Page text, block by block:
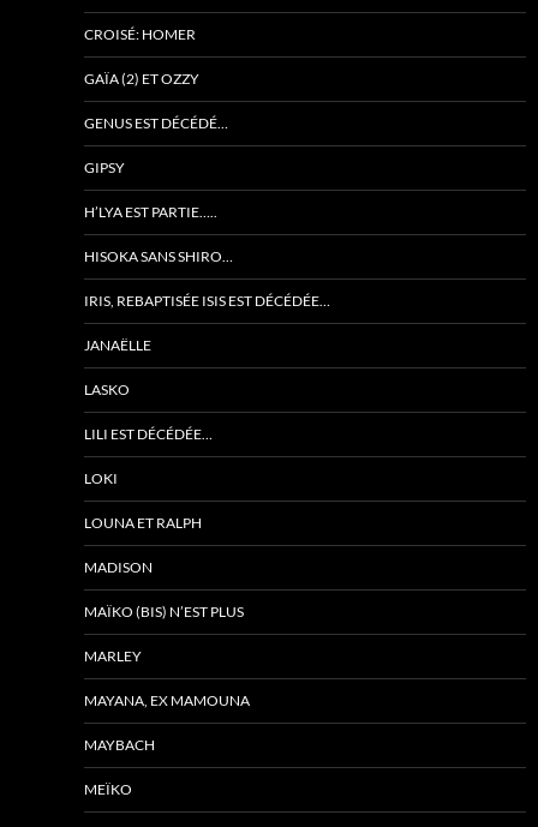
CROISÉ: HOMER
GAÏA (2) ET OZZY
GENUS EST DÉCÉDÉ…
GIPSY
H’LYA EST PARTIE…..
HISOKA SANS SHIRO…
IRIS, REBAPTISÉE ISIS EST DÉCÉDÉE…
JANAËLLE
LASKO
LILI EST DÉCÉDÉE…
LOKI
LOUNA ET RALPH
MADISON
MAÏKO (BIS) N’EST PLUS
MARLEY
MAYANA, EX MAMOUNA
MAYBACH
MEÏKO